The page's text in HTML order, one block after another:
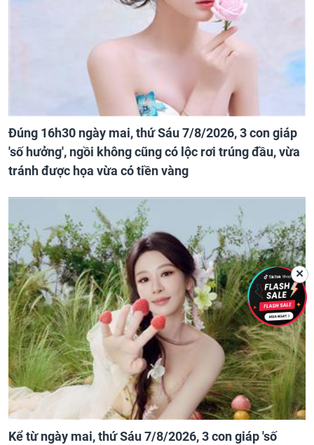
Đúng 16h30 ngày mai, thứ Sáu 7/8/2026, 3 con giáp
'số hưởng', ngồi không cũng có lộc rơi trúng đầu, vừa
tránh được họa vừa có tiền vàng
Kể từ ngày mai, thứ Sáu 7/8/2026, 3 con giáp 'số
✕